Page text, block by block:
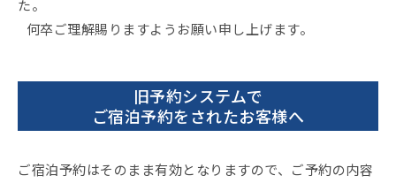
た。
何卒ご理解賜りますようお願い申し上げます。
旧予約システムで
ご宿泊予約をされたお客様へ
ご宿泊予約はそのまま有効となりますので、ご予約の内容